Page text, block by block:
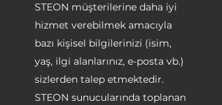
STEON müşterilerine daha iyi
hizmet verebilmek amacıyla
bazı kişisel bilgilerinizi (isim,
yaş, ilgi alanlarınız, e-posta vb.)
sizlerden talep etmektedir.
STEON sunucularında toplanan